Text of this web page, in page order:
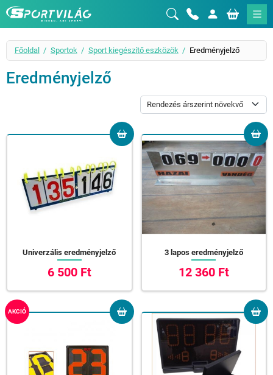
Sportvilág
Főoldal Sportok Sport kiegészítő eszközök Eredményjelző
Eredményjelző
Univerzális eredményjelző
6 500 Ft
3 lapos eredményjelző
12 360 Ft
AKCIÓ